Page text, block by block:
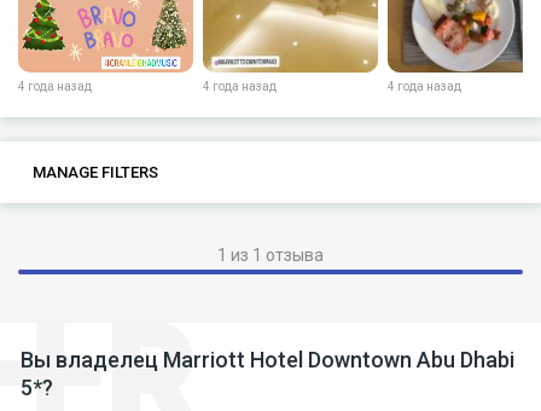
4 года назад 4 года назад 4 года назад
TAGS 0
MANAGE FILTERS
1 из 1 отзыва
Вы владелец Marriott Hotel Downtown Abu Dhabi
5*?